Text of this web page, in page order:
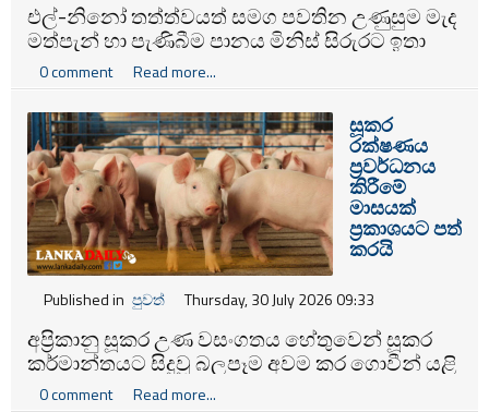
එල්-නිනෝ තත්ත්වයත් සමග පවතින උණුසුම මැද
මත්පැන් හා පැණිබීම පානය මිනිස් සිරුරට ඉතා
අහිතකර බවත් තාප ආඝාතය ඇතිවී මරණයෙන්
කෙළවර වී යාමට එය හේතු විය හැකි බවටත්
සෞඛ්‍ය අමාත්‍යාංශ වෘත්තීය සෞඛ්‍ය ඒකකය
අනතුරු අඟවයි.
0 comment Read more...
සූකර
රක්ෂණය
ප්‍රවර්ධනය
කිරීමේ
මාසයක්
ප්‍රකාශයට පත්
කරයි
Published in පුවත් Thursday, 30 July 2026 09:33
අප්‍රිකානු සූකර උණ වසංගතය හේතුවෙන් සූකර
කර්මාන්තයට සිදුවූ බලපෑම අවම කර ගොවීන් යළි
ශක්තිමත් කිරීමේ අරමුණින් හඳුන්වා දුන් සූකර
0 comment Read more...